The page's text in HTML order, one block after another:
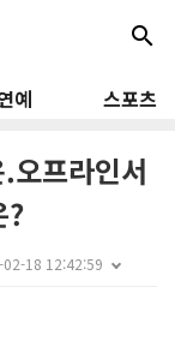
search
예 스포츠
오프라인서
02-18 12:42:59